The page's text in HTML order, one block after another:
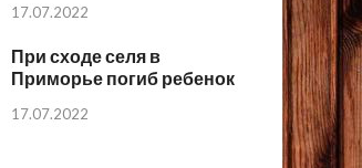
17.07.2022
При сходе селя в
Приморье погиб ребенок
17.07.2022